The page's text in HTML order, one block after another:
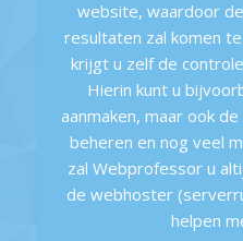
website, waardoor
resultaten zal komen
krijgt u zelf de
Hierin kunt u
aanmaken, maar ook
beheren en nog veel
zal Webprofessor u
de webhoster
helpen